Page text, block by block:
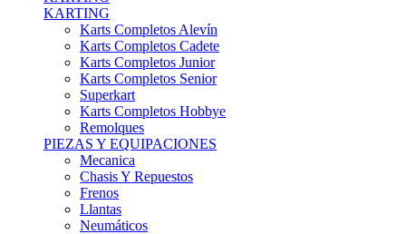
Karts Completos Alevín
Karts Completos Cadete
Karts Completos Junior
Karts Completos Senior
Superkart
Karts Completos Hobbye
Remolques
PIEZAS Y EQUIPACIONES
Mecanica
Chasis Y Repuestos
Frenos
Llantas
Neumáticos
Equipación Adultos